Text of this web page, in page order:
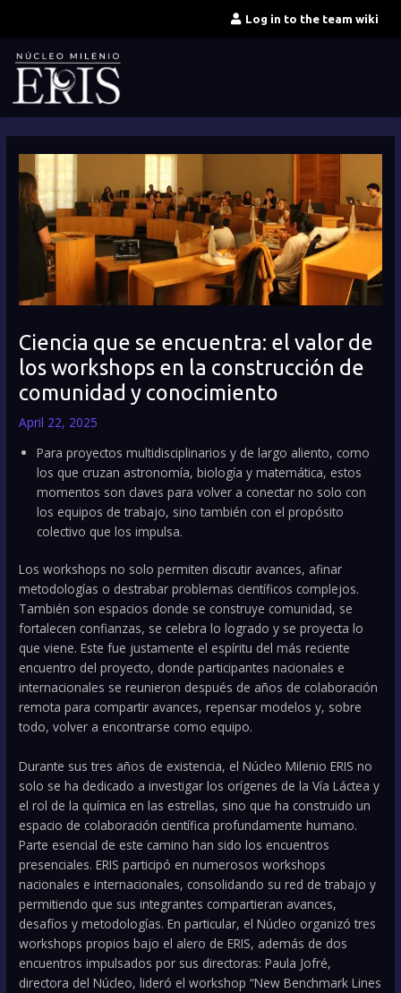
content
Log in to the team wiki
Ciencia que se encuentra: el valor de
los workshops en la construcción de
comunidad y conocimiento
April 22, 2025
Para proyectos multidisciplinarios y de largo aliento, como
los que cruzan astronomía, biología y matemática, estos
momentos son claves para volver a conectar no solo con
los equipos de trabajo, sino también con el propósito
colectivo que los impulsa.
Los workshops no solo permiten discutir avances, afinar
metodologías o destrabar problemas científicos complejos.
También son espacios donde se construye comunidad, se
fortalecen confianzas, se celebra lo logrado y se proyecta lo
que viene. Este fue justamente el espíritu del más reciente
encuentro del proyecto, donde participantes nacionales e
internacionales se reunieron después de años de colaboración
remota para compartir avances, repensar modelos y, sobre
todo, volver a encontrarse como equipo.
Durante sus tres años de existencia, el Núcleo Milenio ERIS no
solo se ha dedicado a investigar los orígenes de la Vía Láctea y
el rol de la química en las estrellas, sino que ha construido un
espacio de colaboración científica profundamente humano.
Parte esencial de este camino han sido los encuentros
presenciales. ERIS participó en numerosos workshops
nacionales e internacionales, consolidando su red de trabajo y
permitiendo que sus integrantes compartieran avances,
desafíos y metodologías. En particular, el Núcleo organizó tres
workshops propios bajo el alero de ERIS, además de dos
encuentros impulsados por sus directoras: Paula Jofré,
directora del Núcleo, lideró el workshop “New Benchmark Lines